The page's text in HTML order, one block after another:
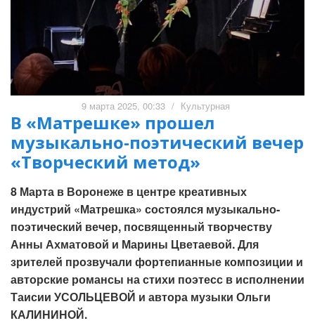
9 марта 2025, 00:33 / Культурная
В «Матрешке» прошел
музыкально-поэтический вечер
«Творческий метод»
8 Марта в Воронеже в центре креативных
индустрий «Матрешка» состоялся музыкально-
поэтический вечер, посвященный творчеству
Анны Ахматовой и Марины Цветаевой. Для
зрителей прозвучали фортепианные композиции и
авторские романсы на стихи поэтесс в исполнении
Таисии УСОЛЬЦЕВОЙ и автора музыки Ольги
КАЛИНИНОЙ.